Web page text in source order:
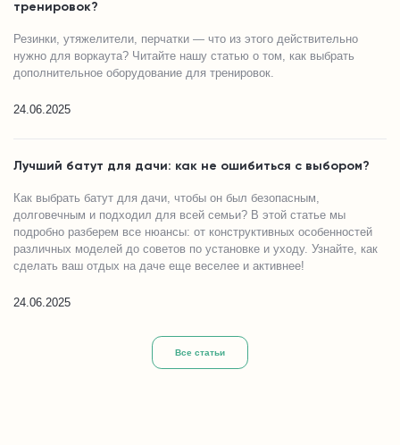
тренировок?
Резинки, утяжелители, перчатки — что из этого действительно
нужно для воркаута? Читайте нашу статью о том, как выбрать
дополнительное оборудование для тренировок.
24.06.2025
Лучший батут для дачи: как не ошибиться с выбором?
Как выбрать батут для дачи, чтобы он был безопасным,
долговечным и подходил для всей семьи? В этой статье мы
подробно разберем все нюансы: от конструктивных особенностей
различных моделей до советов по установке и уходу. Узнайте, как
сделать ваш отдых на даче еще веселее и активнее!
24.06.2025
Все статьи